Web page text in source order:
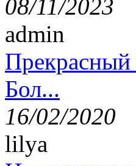
08/11/2023
admin
Бол...
16/02/2020
lilya